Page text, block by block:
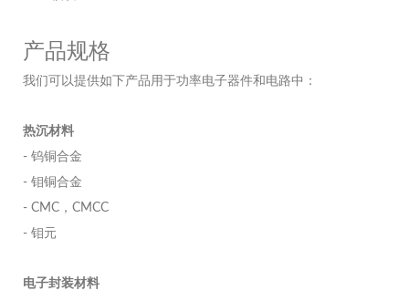
产品规格
我们可以提供如下产品用于功率电子器件和电路中：
热沉材料
- 钨铜合金
- 钼铜合金
- CMC，CMCC
- 钼元
电子封装材料